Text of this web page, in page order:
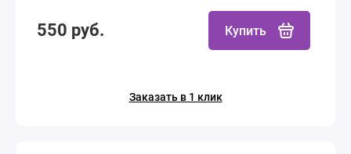
550 руб. Купить
Заказать в 1 клик